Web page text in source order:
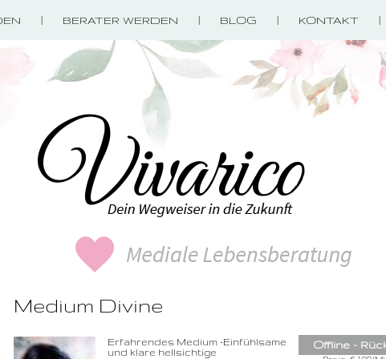
BERATER WERDEN BLOG KONTAKT
Medium Divine
Erfahrendes Medium -Einfühlsame
und klare hellsichtige
Offline -
0900-3 000 468
1,49 €/Min. inkl.